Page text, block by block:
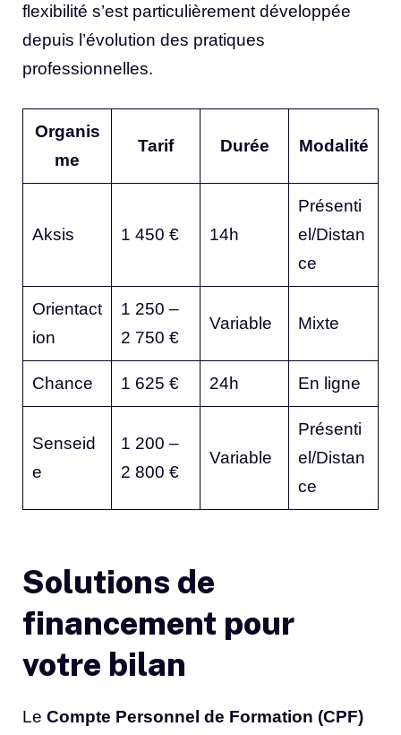
flexibilité s’est particulièrement développée
depuis l’évolution des pratiques
professionnelles.
Organis
me
Tarif Durée Modalité
Aksis 1 450 € 14h
Présenti
el/Distan
ce
Orientact
ion
1 250 –
2 750 €
Variable Mixte
Chance 1 625 € 24h En ligne
Senseid
e
1 200 –
2 800 €
Variable
Présenti
el/Distan
ce
Solutions de
financement pour
votre bilan
Le Compte Personnel de Formation (CPF)